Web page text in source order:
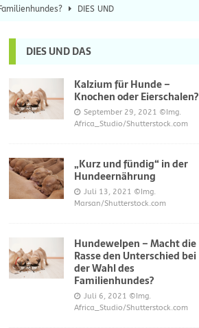
DIES UND
DAS
DIES UND DAS
DIES UND DAS
DIES UND DAS
Kalzium für Hunde –
Knochen oder Eierschalen?
September 29, 2021 ©Img.
Africa_Studio/Shutterstock.com
„Kurz und fündig“ in der
Hundeernährung
Juli 13, 2021 ©Img.
Marsan/Shutterstock.com
Hundewelpen – Macht die
Rasse den Unterschied bei
der Wahl des
Familienhundes?
Juli 6, 2021 ©Img.
Africa_Studio/Shutterstock.com